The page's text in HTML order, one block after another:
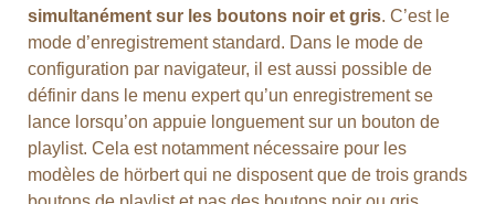
simultanément sur les boutons noir et gris. C’est le
mode d’enregistrement standard. Dans le mode de
configuration par navigateur, il est aussi possible de
définir dans le menu expert qu’un enregistrement se
lance lorsqu’on appuie longuement sur un bouton de
playlist. Cela est notamment nécessaire pour les
modèles de hörbert qui ne disposent que de trois grands